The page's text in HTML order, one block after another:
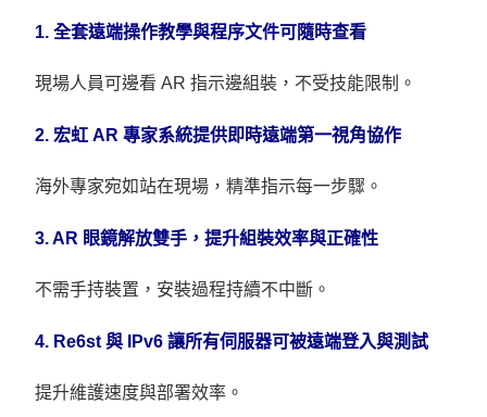
1. 全套遠端操作教學與程序文件可隨時查看
現場人員可邊看 AR 指示邊組裝，不受技能限制。
2. 宏虹 AR 專家系統提供即時遠端第一視角協作
海外專家宛如站在現場，精準指示每一步驟。
3. AR 眼鏡解放雙手，提升組裝效率與正確性
不需手持裝置，安裝過程持續不中斷。
4. Re6st 與 IPv6 讓所有伺服器可被遠端登入與測試
提升維護速度與部署效率。